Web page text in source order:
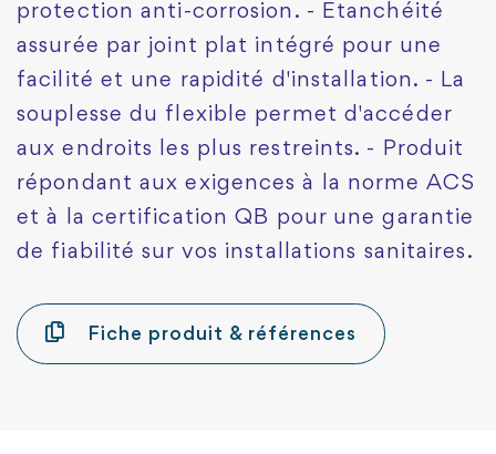
protection anti-corrosion. - Etanchéité
assurée par joint plat intégré pour une
facilité et une rapidité d'installation. - La
souplesse du flexible permet d'accéder
aux endroits les plus restreints. - Produit
répondant aux exigences à la norme ACS
et à la certification QB pour une garantie
de fiabilité sur vos installations sanitaires.
Fiche produit & références